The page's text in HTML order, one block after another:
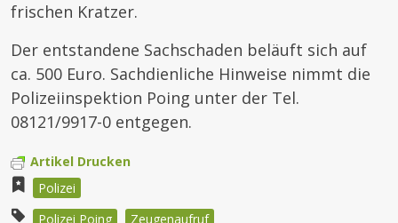
frischen Kratzer.
Der entstandene Sachschaden beläuft sich auf
ca. 500 Euro. Sachdienliche Hinweise nimmt die
Polizeiinspektion Poing unter der Tel.
08121/9917-0 entgegen.
Artikel Drucken
Polizei
Polizei Poing
Zeugenaufruf